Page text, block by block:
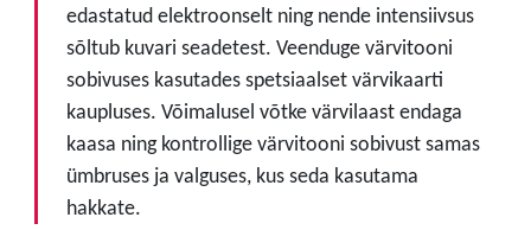
edastatud elektroonselt ning nende intensiivsus
sõltub kuvari seadetest. Veenduge värvitooni
sobivuses kasutades spetsiaalset värvikaarti
kaupluses. Võimalusel võtke värvilaast endaga
kaasa ning kontrollige värvitooni sobivust samas
ümbruses ja valguses, kus seda kasutama
hakkate.